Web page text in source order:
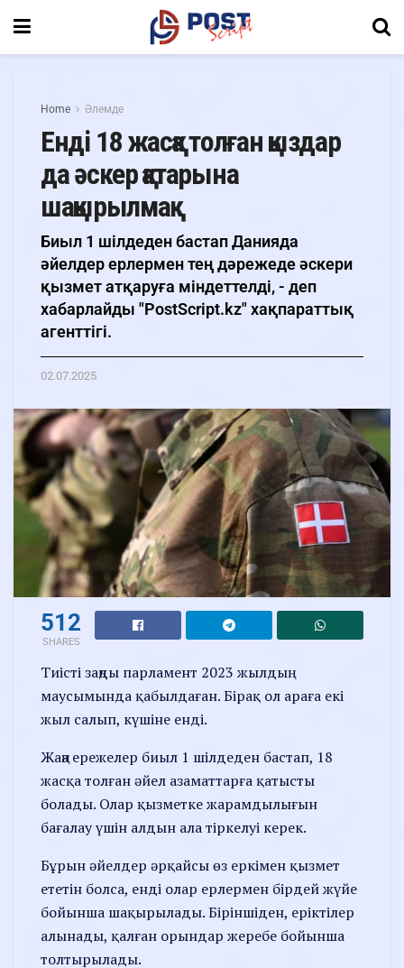
Home Әлемде
Енді 18 жасқа толған қыздар
да әскер қатарына
шақырылмақ
Биыл 1 шілдеден бастап Данияда
әйелдер ерлермен тең дәрежеде әскери
қызмет атқаруға міндеттелді, - деп
хабарлайды "PostScript.kz" xақпараттық
агенттігі.
02.07.2025
512
SHARES
Тиісті заңды парламент 2023 жылдың
маусымында қабылдаған. Бірақ ол араға екі
жыл салып, күшіне енді.
Жаңа ережелер биыл 1 шілдеден бастап, 18
жасқа толған әйел азаматтарға қатысты
болады. Олар қызметке жарамдылығын
бағалау үшін алдын ала тіркелуі керек.
Бұрын әйелдер әрқайсы өз еркімен қызмет
ететін болса, енді олар ерлермен бірдей жүйе
бойынша шақырылады. Біріншіден, еріктілер
алынады, қалған орындар жеребе бойынша
толтырылады.